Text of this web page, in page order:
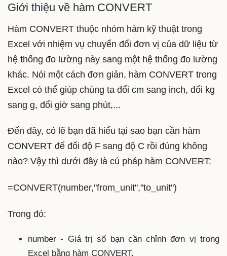
Giới thiệu về hàm CONVERT
Hàm CONVERT thuộc nhóm hàm kỹ thuật trong
Excel với nhiệm vụ chuyển đổi đơn vị của dữ liệu từ
hệ thống đo lường này sang một hệ thống đo lường
khác. Nói một cách đơn giản, hàm CONVERT trong
Excel có thể giúp chúng ta đổi cm sang inch, đổi kg
sang g, đổi giờ sang phút,...
Đến đây, có lẽ bạn đã hiểu tại sao bạn cần hàm
CONVERT để đổi độ F sang độ C rồi đúng không
nào? Vậy thì dưới đây là cú pháp hàm CONVERT:
=CONVERT(number,"from_unit","to_unit")
Trong đó:
number - Giá trị số bạn cần chỉnh đơn vị trong
Excel bằng hàm CONVERT.